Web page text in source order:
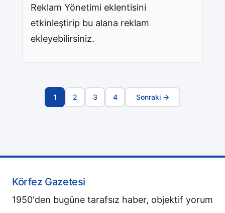
Reklam Yönetimi eklentisini
etkinleştirip bu alana reklam
ekleyebilirsiniz.
Sayfa
1 2 3 4 Sonraki →
Körfez Gazetesi
1950'den bugüne tarafsız haber, objektif yorum